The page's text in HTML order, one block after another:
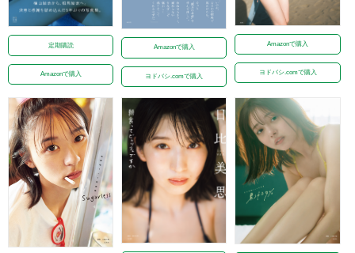
定期購読
Amazonで購入
Amazonで購入
ヨドバシ.comで購入
Amazonで購入
ヨドバシ.comで購入